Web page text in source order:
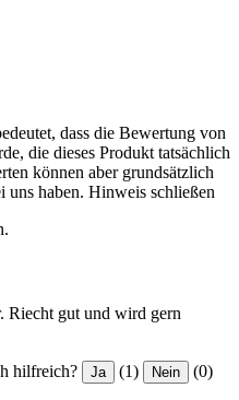
dass die Bewertung von
die dieses Produkt tatsächlich
können aber grundsätzlich
uns haben. Hinweis schließen
Riecht gut und wird gern
hilfreich? Ja (1) Nein (0)